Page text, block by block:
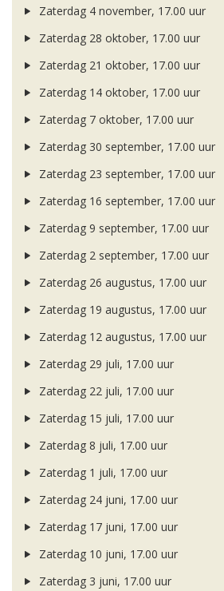
Zaterdag 4 november, 17.00 uur
Zaterdag 28 oktober, 17.00 uur
Zaterdag 21 oktober, 17.00 uur
Zaterdag 14 oktober, 17.00 uur
Zaterdag 7 oktober, 17.00 uur
Zaterdag 30 september, 17.00 uur
Zaterdag 23 september, 17.00 uur
Zaterdag 16 september, 17.00 uur
Zaterdag 9 september, 17.00 uur
Zaterdag 2 september, 17.00 uur
Zaterdag 26 augustus, 17.00 uur
Zaterdag 19 augustus, 17.00 uur
Zaterdag 12 augustus, 17.00 uur
Zaterdag 29 juli, 17.00 uur
Zaterdag 22 juli, 17.00 uur
Zaterdag 15 juli, 17.00 uur
Zaterdag 8 juli, 17.00 uur
Zaterdag 1 juli, 17.00 uur
Zaterdag 24 juni, 17.00 uur
Zaterdag 17 juni, 17.00 uur
Zaterdag 10 juni, 17.00 uur
Zaterdag 3 juni, 17.00 uur